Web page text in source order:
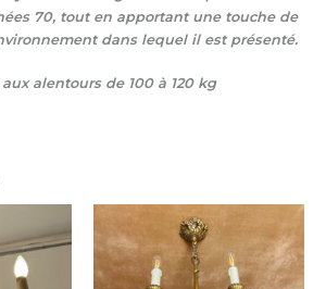
70, tout en apportant une touche de
dans lequel il est présenté.
alentours de 100 à 120 kg